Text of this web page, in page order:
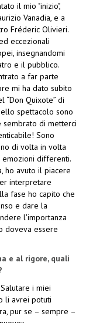
il mio "inizio",
Vanadia, e a
Fréderic Olivieri.
eccezionali
insegnandomi
e il pubblico.
a far parte
mi ha dato subito
Quixote” di
spettacolo sono
sembrato di metterci
Sono
di volta in volta
differenti.
ho avuto il piacere
interpretare
fase ho capito che
e dare la
l'importanza
doveva essere
e al rigore, quali
i miei
li avrei potuti
pur se – sempre –